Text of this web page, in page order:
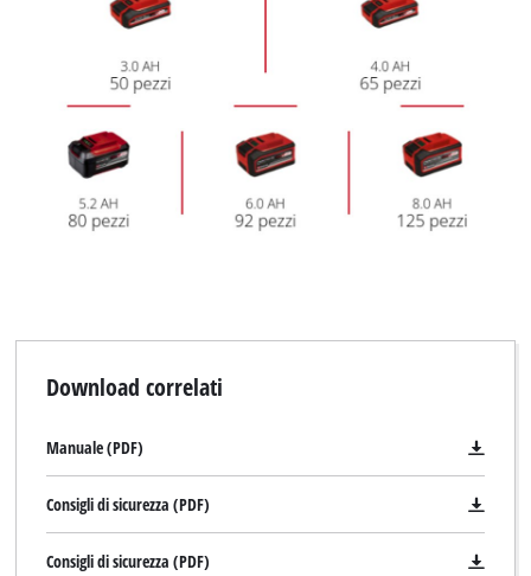
Download correlati
Manuale (PDF)
Consigli di sicurezza (PDF)
Consigli di sicurezza (PDF)